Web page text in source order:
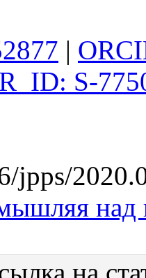
|
S-
jpps/
на